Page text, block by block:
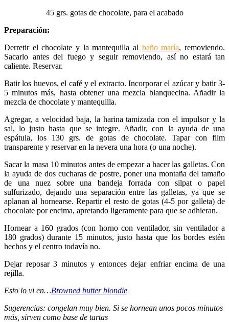
45 grs. gotas de chocolate, para el acabado
Preparación:
Derretir el chocolate y la mantequilla al baño maría, removiendo.
Sacarlo antes del fuego y seguir removiendo, así no estará tan
caliente. Reservar.
Batir los huevos, el café y el extracto. Incorporar el azúcar y batir 3-
5 minutos más, hasta obtener una mezcla blanquecina. Añadir la
mezcla de chocolate y mantequilla.
Agregar, a velocidad baja, la harina tamizada con el impulsor y la
sal, lo justo hasta que se integre. Añadir, con la ayuda de una
espátula, los 130 grs. de gotas de chocolate. Tapar con film
transparente y reservar en la nevera una hora (o una noche).
Sacar la masa 10 minutos antes de empezar a hacer las galletas. Con
la ayuda de dos cucharas de postre, poner una montaña del tamaño
de una nuez sobre una bandeja forrada con silpat o papel
sulfurizado, dejando una separación entre las galletas, ya que se
aplanan al hornearse. Repartir el resto de gotas (4-5 por galleta) de
chocolate por encima, apretando ligeramente para que se adhieran.
Hornear a 160 grados (con horno con ventilador, sin ventilador a
180 grados) durante 15 minutos, justo hasta que los bordes estén
hechos y el centro todavía no.
Dejar reposar 3 minutos y entonces dejar enfriar encima de una
rejilla.
Esto lo vi en…Browned butter blondie
Sugerencias: congelan muy bien. Si se hornean unos pocos minutos
más, sirven como base de tartas